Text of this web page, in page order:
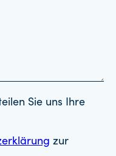
Sie uns Ihre
zur